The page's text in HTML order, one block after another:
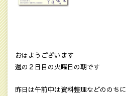
おはようございます
週の２日目の火曜日の朝です
昨日は午前中は資料整理などののちに